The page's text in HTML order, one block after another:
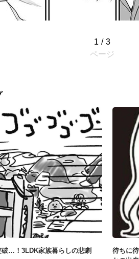
1 / 3
ページ
破…！3LDK家族暮らしの悲劇
待ちに